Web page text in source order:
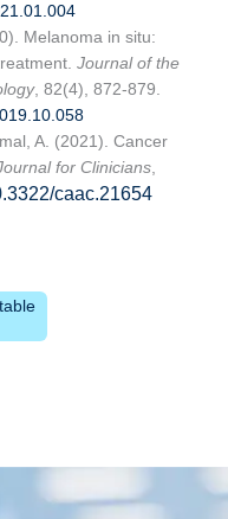
Melanoma in situ:
Journal of the
, 82(4), 872-879.
A. (2021). Cancer
for Clinicians
caac.21654